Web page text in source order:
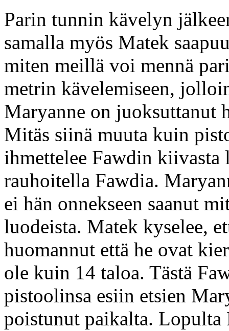
Parin tunnin kävelyn
samalla myös Matek
miten meillä voi mennä
metrin kävelemiseen,
Maryanne on juoksuttanut
Mitäs siinä muuta kuin
ihmettelee Fawdin kiivasta
rauhoitella Fawdia.
ei hän onnekseen saanut
luodeista. Matek kyselee,
huomannut että he ovat
ole kuin 14 taloa. Tästä
pistoolinsa esiin etsien
poistunut paikalta. Lopulta